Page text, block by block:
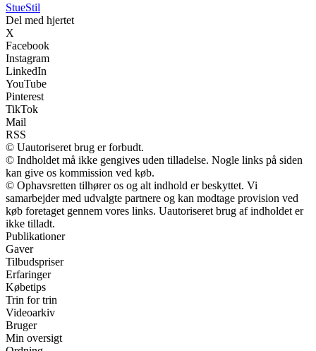
StueStil
Del med hjertet
X
Facebook
Instagram
LinkedIn
YouTube
Pinterest
TikTok
Mail
RSS
© Uautoriseret brug er forbudt.
© Indholdet må ikke gengives uden tilladelse. Nogle links på siden
kan give os kommission ved køb.
© Ophavsretten tilhører os og alt indhold er beskyttet. Vi
samarbejder med udvalgte partnere og kan modtage provision ved
køb foretaget gennem vores links. Uautoriseret brug af indholdet er
ikke tilladt.
Publikationer
Gaver
Tilbudspriser
Erfaringer
Købetips
Trin for trin
Videoarkiv
Bruger
Min oversigt